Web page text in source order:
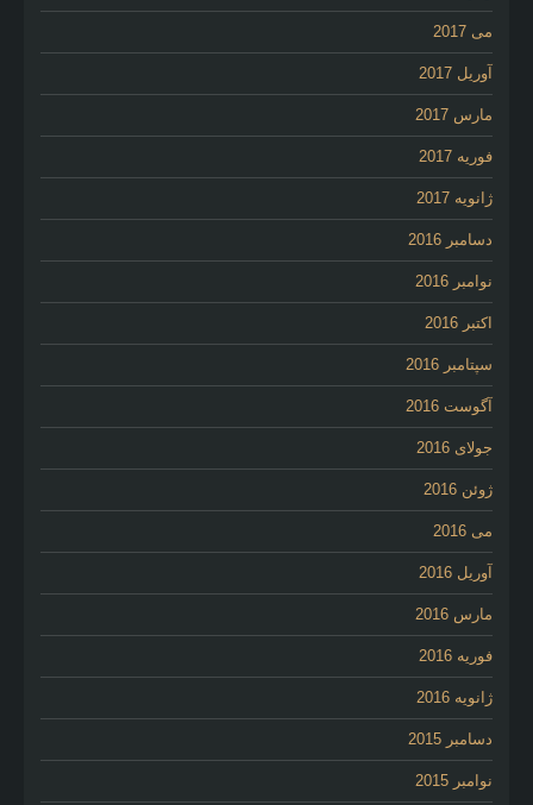
می 2017
آوریل 2017
مارس 2017
فوریه 2017
ژانویه 2017
دسامبر 2016
نوامبر 2016
اکتبر 2016
سپتامبر 2016
آگوست 2016
جولای 2016
ژوئن 2016
می 2016
آوریل 2016
مارس 2016
فوریه 2016
ژانویه 2016
دسامبر 2015
نوامبر 2015